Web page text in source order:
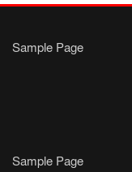
Sample Page
Sample Page